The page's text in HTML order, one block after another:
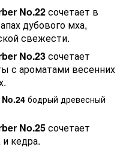
No.22сочетает в
дубового мха,
свежести.
No.23сочетает
с ароматами весенних
бодрый древесный
No.25сочетает
кедра.